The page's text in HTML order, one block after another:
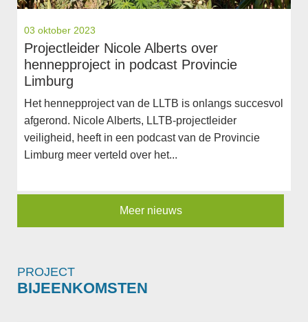
03 oktober 2023
Projectleider Nicole Alberts over
hennepproject in podcast Provincie
Limburg
Het hennepproject van de LLTB is onlangs succesvol
afgerond. Nicole Alberts, LLTB-projectleider
veiligheid, heeft in een podcast van de Provincie
Limburg meer verteld over het...
Meer nieuws
PROJECT
BIJEENKOMSTEN